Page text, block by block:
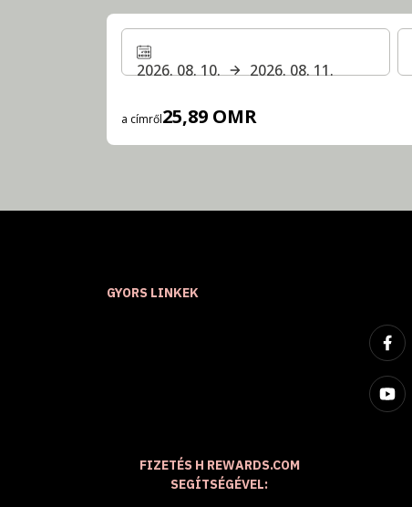
2026. 08. 10. 2026. 08. 11.
a címről25,89 OMR
GYORS LINKEK
FIZETÉS H REWARDS.COM
SEGÍTSÉGÉVEL: